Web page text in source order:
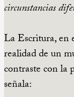
circunstancias
La Escritura, en
realidad de un
contraste con la
señala: